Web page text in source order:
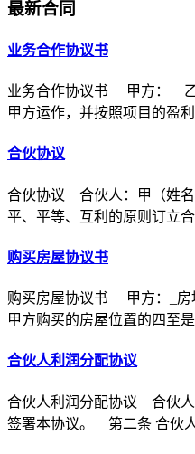
最新合同
业务合作协议书
业务合作协议书 甲方： 乙
甲方运作，并按照项目的盈
合伙协议
合伙协议 合伙人：甲（姓
平、平等、互利的原则订
购买房屋协议书
购买房屋协议书 甲方：_房
甲方购买的房屋位置的四至
合伙人利润分配协议
合伙人利润分配协议 合伙
签署本协议。 第二条 合